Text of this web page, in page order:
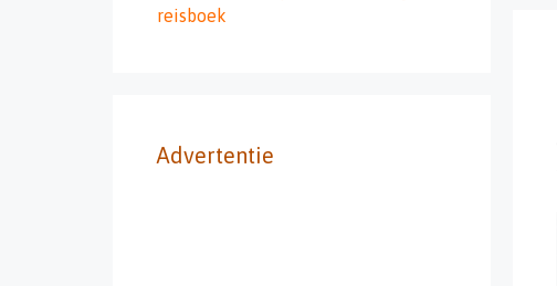
reisboek
Advertentie